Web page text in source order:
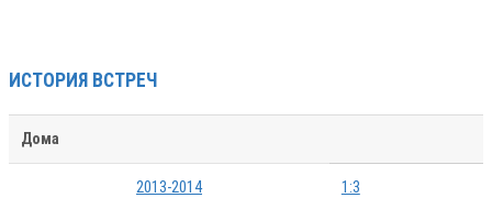
ИСТОРИЯ ВСТРЕЧ
Дома
2013-2014 1:3